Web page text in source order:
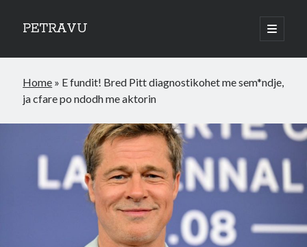
PETRAVU
open
primary
Sidebar
Bank
Credit Cards
Home » E fundit! Bred Pitt diagnostikohet me sem*ndje,
ja cfare po ndodh me aktorin